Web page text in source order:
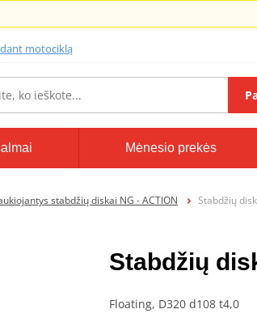
motociklą
Mėnesio prekės
stabdžių diskai NG - ACTION Stabdžių
Stabdžių
Floating, D320 d108 t4,0